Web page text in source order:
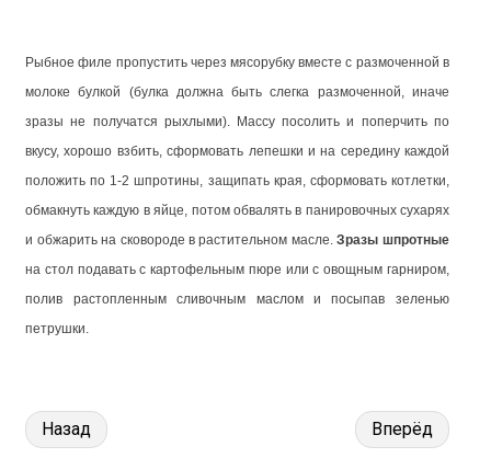
Рыбное филе пропустить через мясорубку вместе с размоченной в
молоке булкой (булка должна быть слегка размоченной, иначе
зразы не получатся рыхлыми). Массу посолить и поперчить по
вкусу, хорошо взбить, сформовать лепешки и на середину каждой
положить по 1-2 шпротины, защипать края, сформовать котлетки,
обмакнуть каждую в яйце, потом обвалять в панировочных сухарях
и обжарить на сковороде в растительном масле.Зразы шпротные
на стол подавать с картофельным пюре или с овощным гарниром,
полив растопленным сливочным маслом и посыпав зеленью
петрушки.
Назад Вперёд